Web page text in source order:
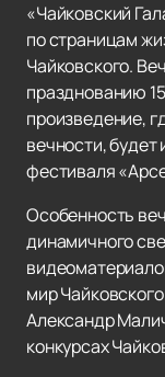
«Чайковский
по страницам
Чайковского.
празднованию
произведение,
вечности, будет
фестиваля
Особенность
динамичного
мир
Александр
конкурсах